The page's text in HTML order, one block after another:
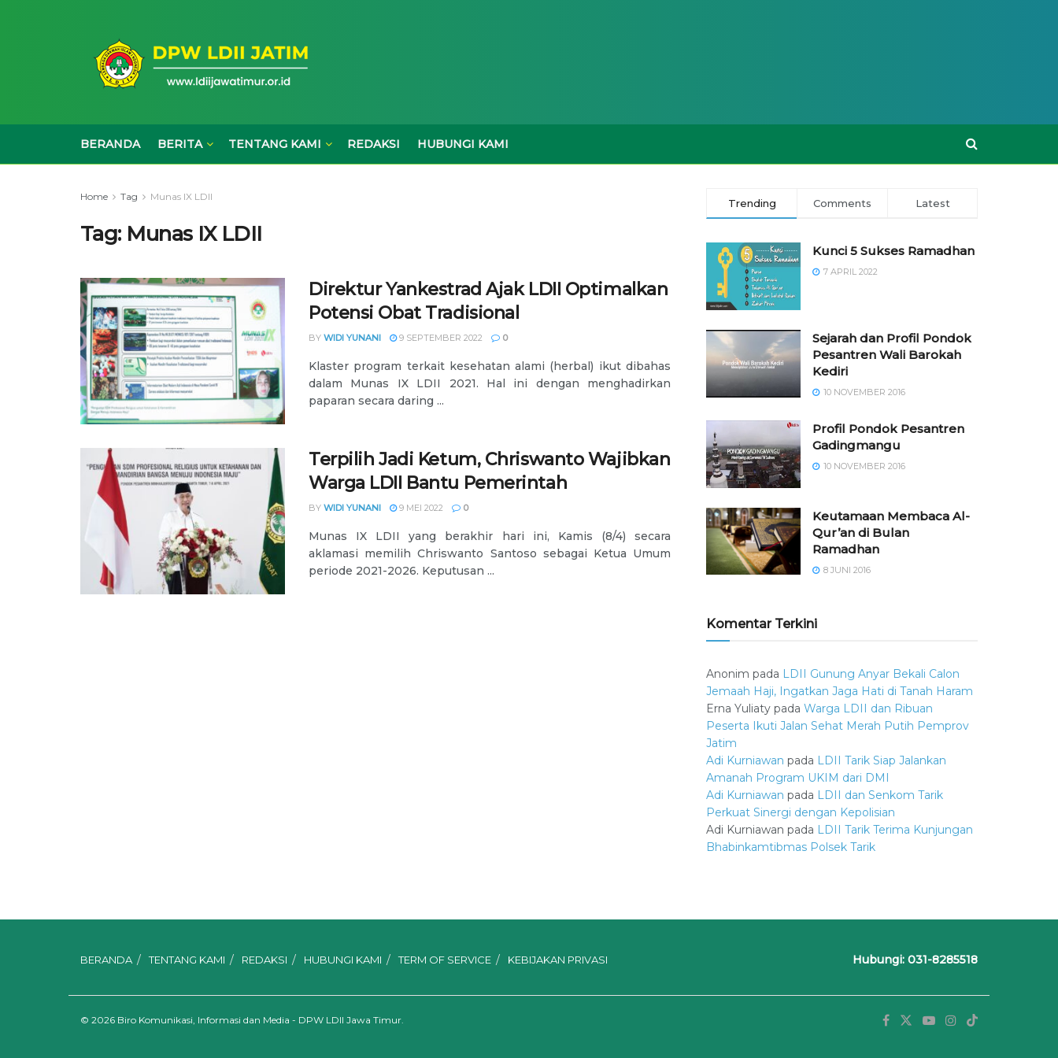
BERANDA BERITA TENTANG KAMI REDAKSI HUBUNGI KAMI
Home Tag Munas IX LDII
Tag: Munas IX LDII
Direktur Yankestrad Ajak LDII Optimalkan
Potensi Obat Tradisional
BY WIDI YUNANI 9 SEPTEMBER 2022 0
Klaster program terkait kesehatan alami (herbal) ikut dibahas
dalam Munas IX LDII 2021. Hal ini dengan menghadirkan
paparan secara daring ...
Terpilih Jadi Ketum, Chriswanto Wajibkan
Warga LDII Bantu Pemerintah
BY WIDI YUNANI 9 MEI 2022 0
Munas IX LDII yang berakhir hari ini, Kamis (8/4) secara
aklamasi memilih Chriswanto Santoso sebagai Ketua Umum
periode 2021-2026. Keputusan ...
Trending Comments Latest
Kunci 5 Sukses Ramadhan
7 APRIL 2022
Sejarah dan Profil Pondok
Pesantren Wali Barokah
Kediri
10 NOVEMBER 2016
⁠⁠⁠Profil Pondok Pesantren
Gadingmangu
10 NOVEMBER 2016
Keutamaan Membaca Al-
Qur’an di Bulan
Ramadhan
8 JUNI 2016
Komentar Terkini
Anonim pada LDII Gunung Anyar Bekali Calon
Jemaah Haji, Ingatkan Jaga Hati di Tanah Haram
Erna Yuliaty pada Warga LDII dan Ribuan
Peserta Ikuti Jalan Sehat Merah Putih Pemprov
Jatim
Adi Kurniawan pada LDII Tarik Siap Jalankan
Amanah Program UKIM dari DMI
Adi Kurniawan pada LDII dan Senkom Tarik
Perkuat Sinergi dengan Kepolisian
Adi Kurniawan pada LDII Tarik Terima Kunjungan
Bhabinkamtibmas Polsek Tarik
BERANDA TENTANG KAMI REDAKSI HUBUNGI KAMI TERM OF SERVICE KEBIJAKAN PRIVASI Hubungi: 031-8285518
© 2026 Biro Komunikasi, Informasi dan Media - DPW LDII Jawa Timur.